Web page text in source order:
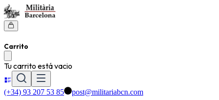
Carrito
Tu carrito está vacio
(+34) 93 207 53 85 post@militariabcn.com